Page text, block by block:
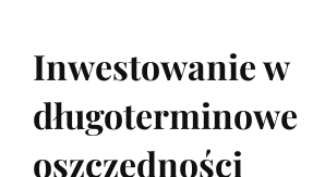
Inwestowanie w
długoterminowe
oszczędności